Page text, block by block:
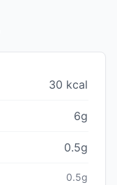
30 kcal
6g
0.5g
0.5g